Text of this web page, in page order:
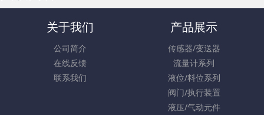
关于我们
公司简介
在线反馈
联系我们
产品展示
传感器/变送器
流量计系列
液位/料位系列
阀门/执行装置
液压/气动元件